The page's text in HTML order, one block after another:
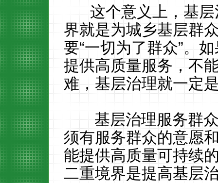
这个意义上，基层
界就是为城乡基层群
要“一切为了群众”。
提供高质量服务，不
难，基层治理就一定
基层治理服务群众
须有服务群众的意愿
能提供高质量可持续
二重境界是提高基层